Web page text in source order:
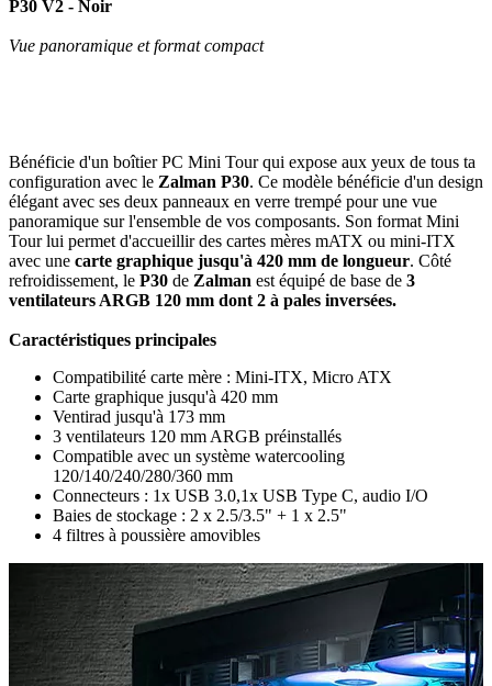
P30 V2 - Noir
Vue panoramique et format compact
Bénéficie d'un boîtier PC Mini Tour qui expose aux yeux de tous ta
configuration avec le Zalman P30. Ce modèle bénéficie d'un design
élégant avec ses deux panneaux en verre trempé pour une vue
panoramique sur l'ensemble de vos composants. Son format Mini
Tour lui permet d'accueillir des cartes mères mATX ou mini-ITX
avec une carte graphique jusqu'à 420 mm de longueur. Côté
refroidissement, le P30 de Zalman est équipé de base de 3
ventilateurs ARGB 120 mm dont 2 à pales inversées.
Caractéristiques principales
Compatibilité carte mère : Mini-ITX, Micro ATX
Carte graphique jusqu'à 420 mm
Ventirad jusqu'à 173 mm
3 ventilateurs 120 mm ARGB préinstallés
Compatible avec un système watercooling
120/140/240/280/360 mm
Connecteurs : 1x USB 3.0,1x USB Type C, audio I/O
Baies de stockage : 2 x 2.5/3.5" + 1 x 2.5"
4 filtres à poussière amovibles